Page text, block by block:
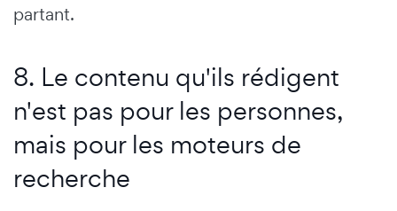
partant.
8. Le contenu qu'ils rédigent
n'est pas pour les personnes,
mais pour les moteurs de
recherche